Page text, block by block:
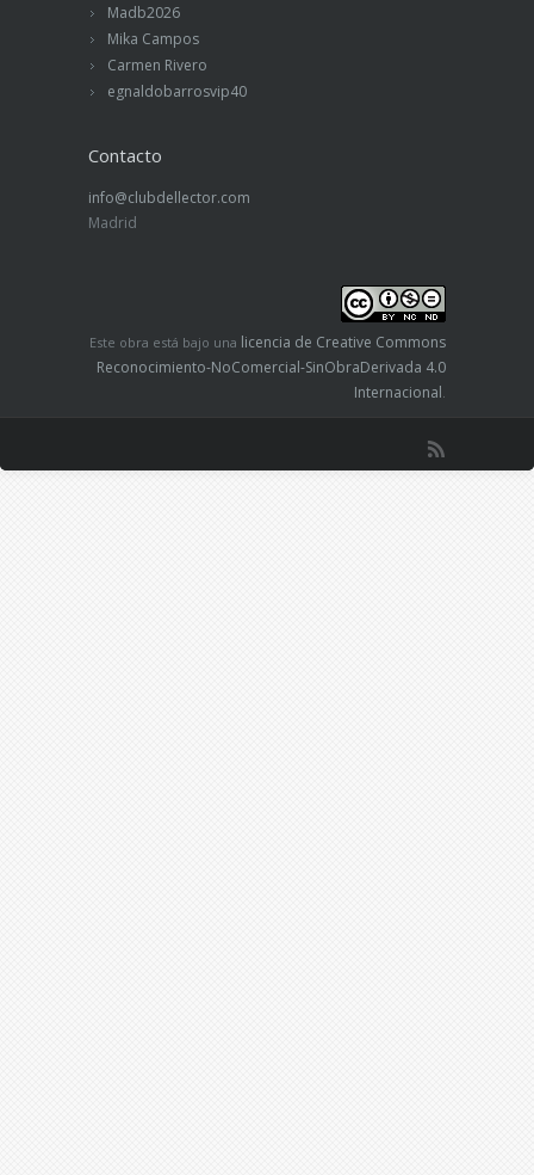
Madb2026
Mika Campos
Carmen Rivero
egnaldobarrosvip40
Contacto
info@clubdellector.com
Madrid
Este obra está bajo una licencia de Creative Commons
Reconocimiento-NoComercial-SinObraDerivada 4.0
Internacional